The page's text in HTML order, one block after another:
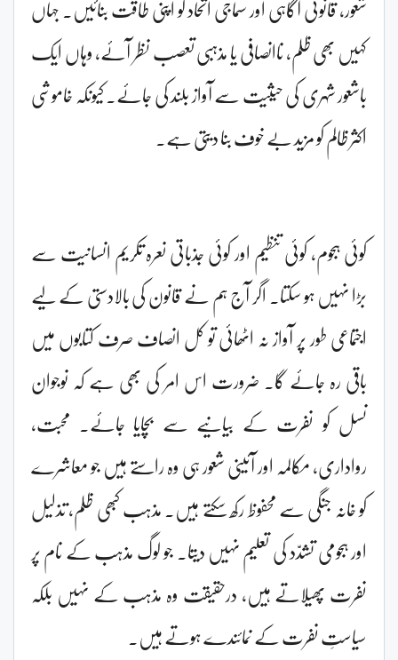
کہیں بھی ظلم، ناانصافی یا مذہبی تعصب نظر آئے، وہاں ایک
باشعور شہری کی حیثیت سے آواز بلند کی جائے۔ کیونکہ خاموشی
اکثر ظالم کو مزید بے خوف بنا دیتی ہے۔
کوئی ہجوم، کوئی تنظیم اور کوئی جذباتی نعرہ تکریم انسانیت سے
بڑا نہیں ہو سکتا۔ اگر آج ہم نے قانون کی بالادستی کے لیے
اجتماعی طور پر آواز نہ اٹھائی تو کل انصاف صرف کتابوں میں
باقی رہ جائے گا۔ ضرورت اس امر کی بھی ہے کہ نوجوان
نسل کو نفرت کے بیانیے سے بچایا جائے۔ محبت،
رواداری، مکالمہ اور آئینی شعور ہی وہ راستے ہیں جو معاشرے
کو خانہ جنگی سے محفوظ رکھ سکتے ہیں۔ مذہب کبھی ظلم، تذلیل
اور ہجومی تشدّد کی تعلیم نہیں دیتا۔ جو لوگ مذہب کے نام پر
نفرت پھیلاتے ہیں، درحقیقت وہ مذہب کے نہیں بلکہ
سیاستِ نفرت کے نمائندے ہوتے ہیں۔